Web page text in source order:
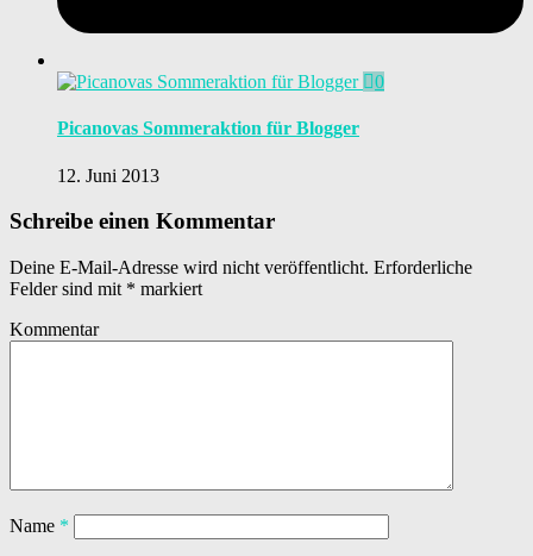
0
Picanovas Sommeraktion für Blogger
12. Juni 2013
Schreibe einen Kommentar
Deine E-Mail-Adresse wird nicht veröffentlicht. Erforderliche
Felder sind mit * markiert
Kommentar
Name *